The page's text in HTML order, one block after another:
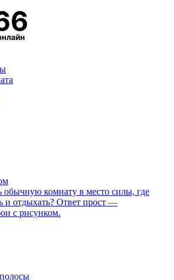
обычную комнату в место силы, где
и отдыхать? Ответ прост —
с рисунком.